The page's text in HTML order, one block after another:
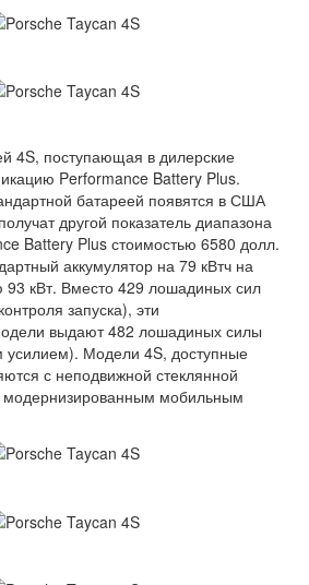
4S, поступающая в дилерские
Performance Battery Plus.
батареей появятся в США
другой показатель диапазона
Battery Plus стоимостью 6580 долл.
аккумулятор на 79 кВтч на
93 кВт. Вместо 429 лошадиных сил
запуска), эти
выдают 482 лошадиных силы
усилием). Модели 4S, доступные
с неподвижной стеклянной
мобильным